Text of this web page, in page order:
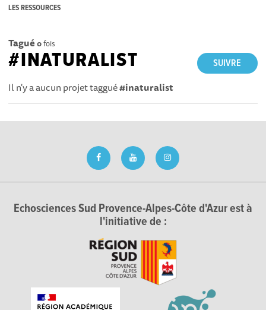
LES RESSOURCES
Tagué 0fois
SUIVRE
#INATURALIST
Il n'y a aucun projet taggué#inaturalist
Echosciences Sud Provence-Alpes-Côte d'Azur est à
l'initiative de :